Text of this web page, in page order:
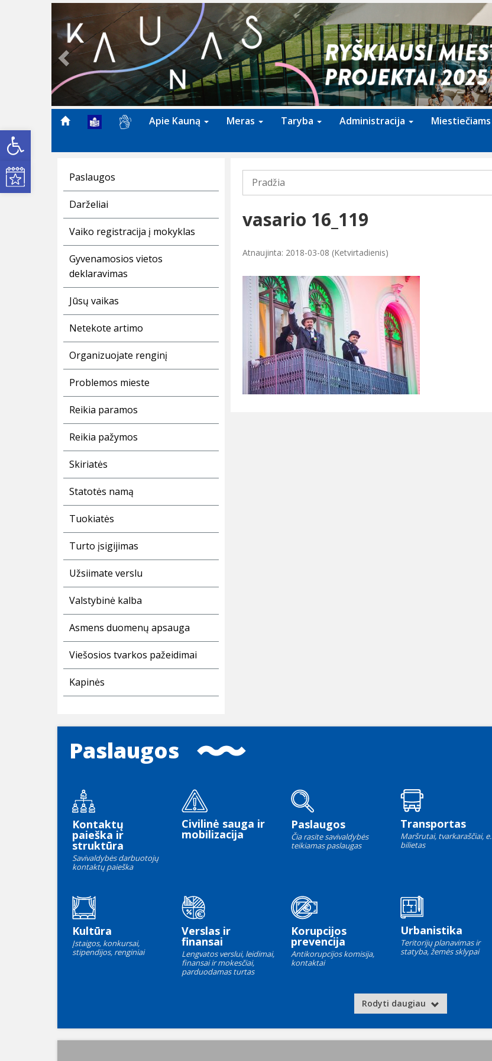
Open toolbar
Kultūros renginiai
Previous
Apie Kauną Meras Taryba Administracija Miestiečiams
Paslaugos
Darželiai
Vaiko registracija į mokyklas
Gyvenamosios vietos
deklaravimas
Jūsų vaikas
Netekote artimo
Organizuojate renginį
Problemos mieste
Reikia paramos
Reikia pažymos
Skiriatės
Statotės namą
Tuokiatės
Turto įsigijimas
Užsiimate verslu
Valstybinė kalba
Asmens duomenų apsauga
Viešosios tvarkos pažeidimai
Kapinės
Pradžia
vasario 16_119
Atnaujinta: 2018-03-08 (Ketvirtadienis)
Paslaugos
Kontaktų
paieška ir
struktūra
Savivaldybės darbuotojų
kontaktų paieška
Civilinė sauga ir
mobilizacija
Paslaugos
Čia rasite savivaldybės
teikiamas paslaugas
Transportas
Maršrutai, tvarkaraščiai, e.
bilietas
Kultūra
Įstaigos, konkursai,
stipendijos, renginiai
Verslas ir
finansai
Lengvatos verslui, leidimai,
finansai ir mokesčiai,
parduodamas turtas
Korupcijos
prevencija
Antikorupcijos komisija,
kontaktai
Urbanistika
Teritorijų planavimas ir
statyba, žemės sklypai
Rodyti daugiau